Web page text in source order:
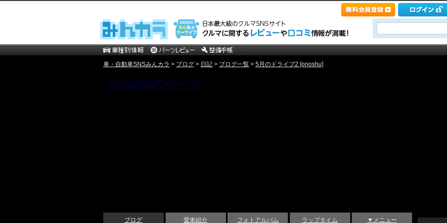
車・自動車SNSみんカラ > ブログ > 日記 > ブログ一覧 > 5月のドライブ2 [onoshu]
onoshuのページ
ブログ 愛車紹介 フォトアルバム ラップタイム ▼メニュー